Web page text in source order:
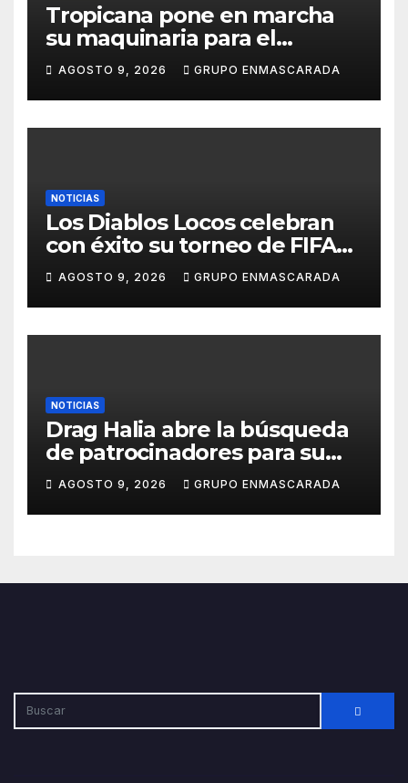
Tropicana pone en marcha
su maquinaria para el
Carnaval 2027 con los
primeros ensayos de Lucas
Darias
AGOSTO 9, 2026 GRUPO ENMASCARADA
NOTICIAS
Los Diablos Locos celebran
con éxito su torneo de FIFA
durante el verano
AGOSTO 9, 2026 GRUPO ENMASCARADA
NOTICIAS
Drag Halia abre la búsqueda
de patrocinadores para su
participación en el Carnaval
de Las Palmas de Gran
Canaria 2027
AGOSTO 9, 2026 GRUPO ENMASCARADA